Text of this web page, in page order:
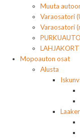
Muuta
Varaosatori
Varaosatori
Mopoauton osat
Alusta